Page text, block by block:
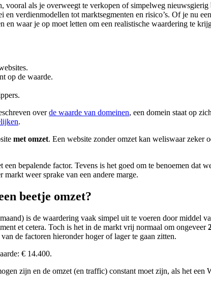
vooral als je overweegt te verkopen of simpelweg
verdienmodellen tot marktsegmenten en risico’s. Of je nu
waar je op moet letten om een realistische waardering te
op de waarde.
overde waarde van domeinen, een domein staat op
.
met omzet. Een website zonder omzet kan weliswaar zeker
bepalende factor. Tevens is het goed om te benoemen
weer sprake van een andere marge.
beetje omzet?
is de waardering vaak simpel uit te voeren door middel
et cetera. Toch is het in de markt vrij normaal om ongeveer
de factoren hieronder hoger of lager te gaan zitten.
€ 14.400.
zijn en de omzet (en traffic) constant moet zijn, als het